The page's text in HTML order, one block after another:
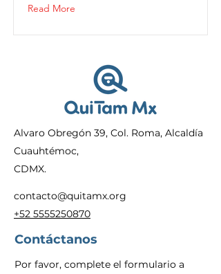
Read More
Alvaro Obregón 39, Col. Roma, Alcaldía
Cuauhtémoc,
CDMX.
contacto@quitamx.org
+52 5555250870
Contáctanos
Por favor, complete el formulario a